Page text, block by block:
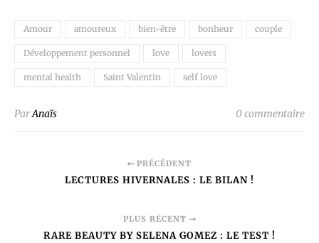
Amour amoureux bien-être bonheur couple
Développement personnel love lovers
mental health Saint Valentin self love
ParAnaïs 0 commentaire
PRÉCÉDENT
LECTURES HIVERNALES : LE BILAN !
PLUS RÉCENT
RARE BEAUTY BY SELENA GOMEZ : LE TEST !